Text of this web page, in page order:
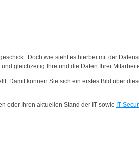
Doch wie sieht es hierbei mit der
gleichzeitig Ihre und die Daten Ihrer
Damit können Sie sich ein erstes Bild über
oder Ihren aktuellen Stand der IT sowie IT-